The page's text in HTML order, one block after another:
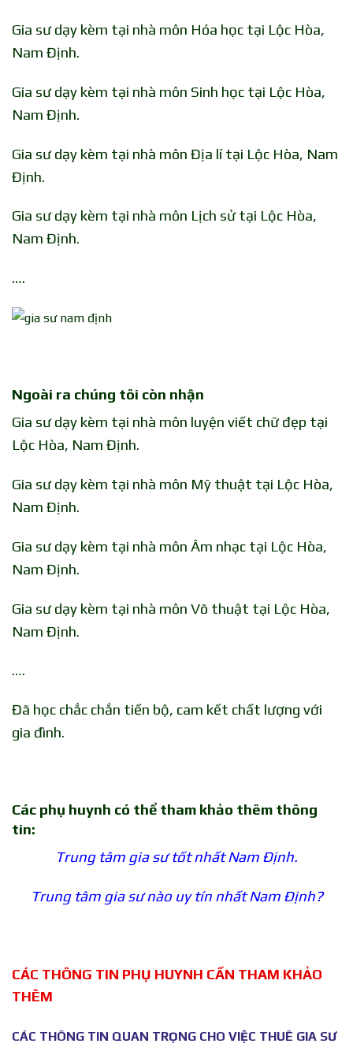
Gia sư dạy kèm tại nhà môn Hóa học tại Lộc Hòa,
Nam Định.
Gia sư dạy kèm tại nhà môn Sinh học tại Lộc Hòa,
Nam Định.
Gia sư dạy kèm tại nhà môn Địa lí tại Lộc Hòa, Nam
Định.
Gia sư dạy kèm tại nhà môn Lịch sử tại Lộc Hòa,
Nam Định.
….
Ngoài ra chúng tôi còn nhận
Gia sư dạy kèm tại nhà môn luyện viết chữ đẹp tại
Lộc Hòa, Nam Định.
Gia sư dạy kèm tại nhà môn Mỹ thuật tại Lộc Hòa,
Nam Định.
Gia sư dạy kèm tại nhà môn Âm nhạc tại Lộc Hòa,
Nam Định.
Gia sư dạy kèm tại nhà môn Võ thuật tại Lộc Hòa,
Nam Định.
….
Đã học chắc chắn tiến bộ, cam kết chất lượng với
gia đình.
Các phụ huynh có thể tham khảo thêm thông
tin:
Trung tâm gia sư tốt nhất Nam Định.
Trung tâm gia sư nào uy tín nhất Nam Định?
CÁC THÔNG TIN PHỤ HUYNH CẦN THAM KHẢO
THÊM
CÁC THÔNG TIN QUAN TRỌNG CHO VIỆC THUÊ GIA SƯ